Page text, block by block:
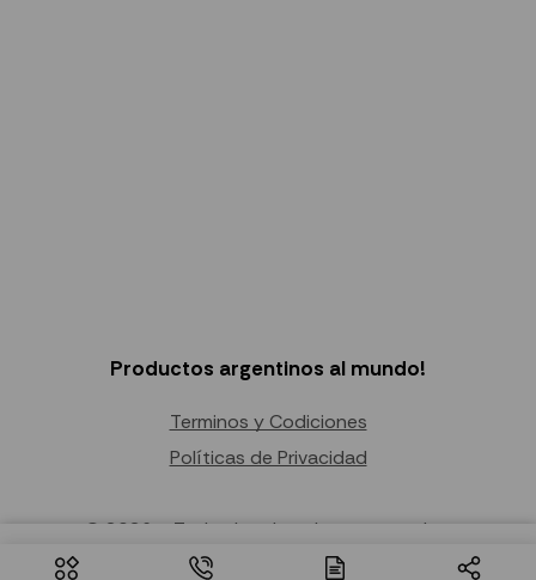
$29.27 166.39
Seleccionar
Productos argentinos al mundo!
Terminos y Codiciones
Políticas de Privacidad
© 2026 – Todos los derechos reservados.